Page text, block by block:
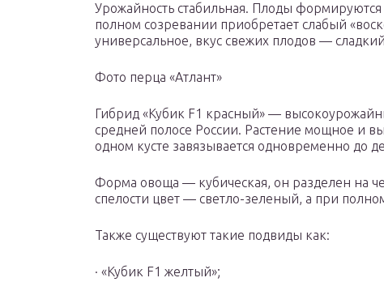
Урожайность стабильная. Плоды
полном созревании приобретает слабый
универсальное, вкус свежих плодов —
Фото перца «Атлант»
Гибрид «Кубик F1 красный» —
средней полосе России. Растение мощное и
одном кусте завязывается одновременно до
Форма овоща — кубическая, он разделен на
спелости цвет — светло-зеленый, а при
Также существуют такие подвиды как:
· «Кубик F1 желтый»;